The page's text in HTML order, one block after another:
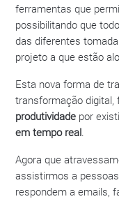
ferramentas que
possibilitando que
das diferentes
projeto a que estão
Esta nova forma de
transformação digital,
produtividade por
em tempo real.
Agora que
assistirmos a
respondem a emails,